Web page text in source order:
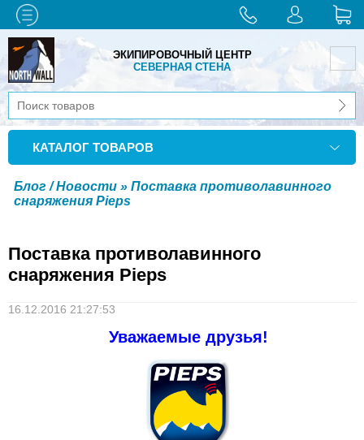
ЭКИПИРОВОЧНЫЙ ЦЕНТР
СЕВЕРНАЯ СТЕНА
КАТАЛОГ ТОВАРОВ
Блог / Новости » Поставка противолавинного
снаряжения Pieps
Поставка противолавинного
снаряжения Pieps
16.12.2016 21:27:53
Уважаемые друзья!